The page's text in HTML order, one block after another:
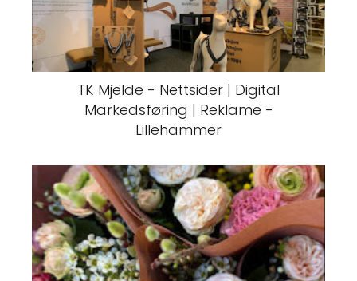
TK Mjelde - Nettsider | Digital
Markedsføring | Reklame -
Lillehammer